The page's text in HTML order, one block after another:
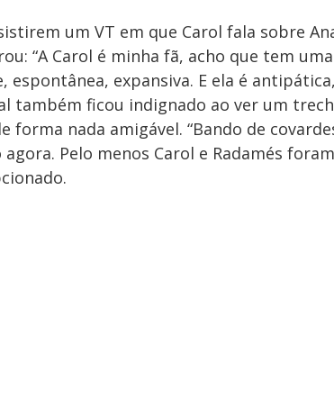
um VT em que Carol fala sobre
“A Carol é minha fã, acho que tem
espontânea, expansiva. E ela é
também ficou indignado ao ver um
forma nada amigável. “Bando de
agora. Pelo menos Carol e Radamés